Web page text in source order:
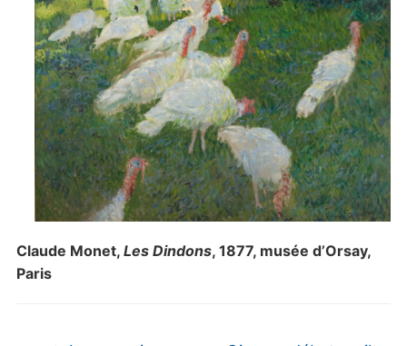
Claude Monet, Les Dindons, 1877, musée d’Orsay,
Paris